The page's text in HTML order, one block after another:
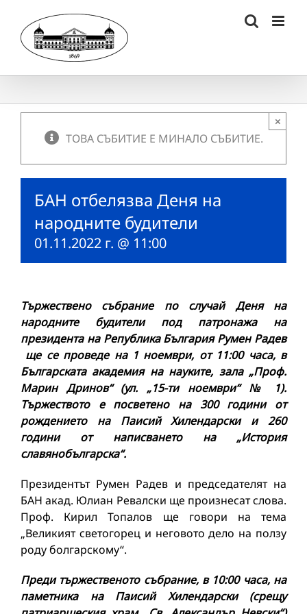
content
ТОВА СЪБИТИЕ Е МИНАЛО СЪБИТИЕ.
×
БАН отбелязва Деня на
народните будители
01.11.2022 г. @ 11:00
Тържествено събрание по случай Деня на
народните будители под патронажа на
президента на Република България Румен Радев
ще се проведе на 1 ноември, от 11:00 часа, в
Българската академия на науките, зала „Проф.
Марин Дринов“ (ул. „15-ти ноември“ № 1).
Тържеството е посветено на 300 години от
рождението на Паисий Хилендарски и 260
години от написването на „История
славянобългарска“.
Президентът Румен Радев и председателят на
БАН акад. Юлиан Ревалски ще произнесат слова.
Проф. Кирил Топалов ще говори на тема
„Великият светогорец и неговото дело на ползу
роду болгарскому“.
Преди тържественото събрание, в 10:00 часа, на
паметника на Паисий Хилендарски (срещу